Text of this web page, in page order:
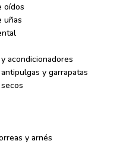
oídos
uñas
acondicionadores
y garrapatas
y arnés